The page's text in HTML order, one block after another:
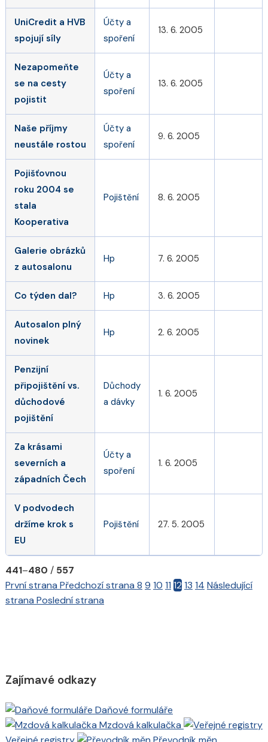
UniCredit a HVB
spojují síly
Účty a
spoření
13. 6. 2005
Nezapomeňte
se na cesty
pojistit
Účty a
spoření
13. 6. 2005
Naše příjmy
neustále rostou
Účty a
spoření
9. 6. 2005
Pojišťovnou
roku 2004 se
stala
Kooperativa
Pojištění 8. 6. 2005
Galerie obrázků
z autosalonu
Hp 7. 6. 2005
Co týden dal? Hp 3. 6. 2005
Autosalon plný
novinek
Hp 2. 6. 2005
Penzijní
připojištění vs.
důchodové
pojištění
Důchody
a dávky
1. 6. 2005
Za krásami
severních a
západních Čech
Účty a
spoření
1. 6. 2005
V podvodech
držíme krok s
EU
Pojištění 27. 5. 2005
441–480 / 557
První strana Předchozí strana 8 9 10 11 12 13 14 Následující
strana Poslední strana
Zajímavé odkazy
Daňové formuláře
Mzdová kalkulačka